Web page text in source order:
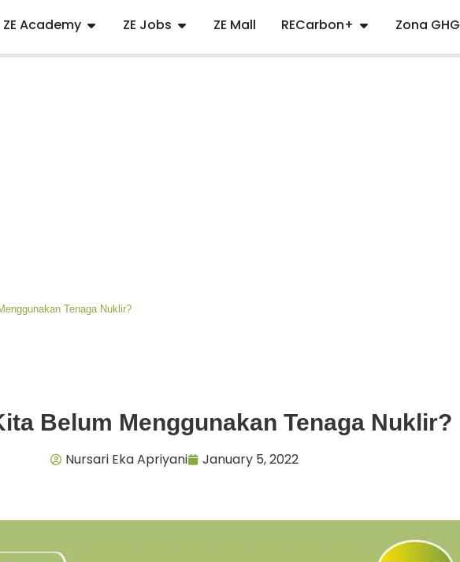
ZE Academy ZE Jobs ZE Mall RECarbon+ Zona GHG
Tenaga Nuklir?
Belum Menggunakan Tenaga Nuklir?
Nursari Eka Apriyani January 5, 2022